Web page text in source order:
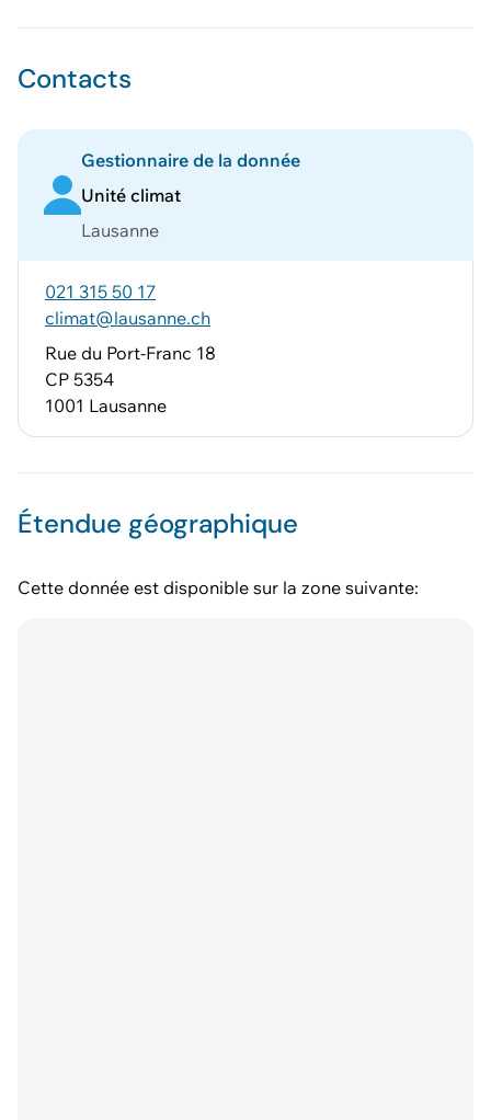
Contacts
Gestionnaire de la donnée
Unité climat
Lausanne
021 315 50 17
climat@lausanne.ch
Rue du Port-Franc 18
CP 5354
1001 Lausanne
Étendue géographique
Cette donnée est disponible sur la zone suivante: